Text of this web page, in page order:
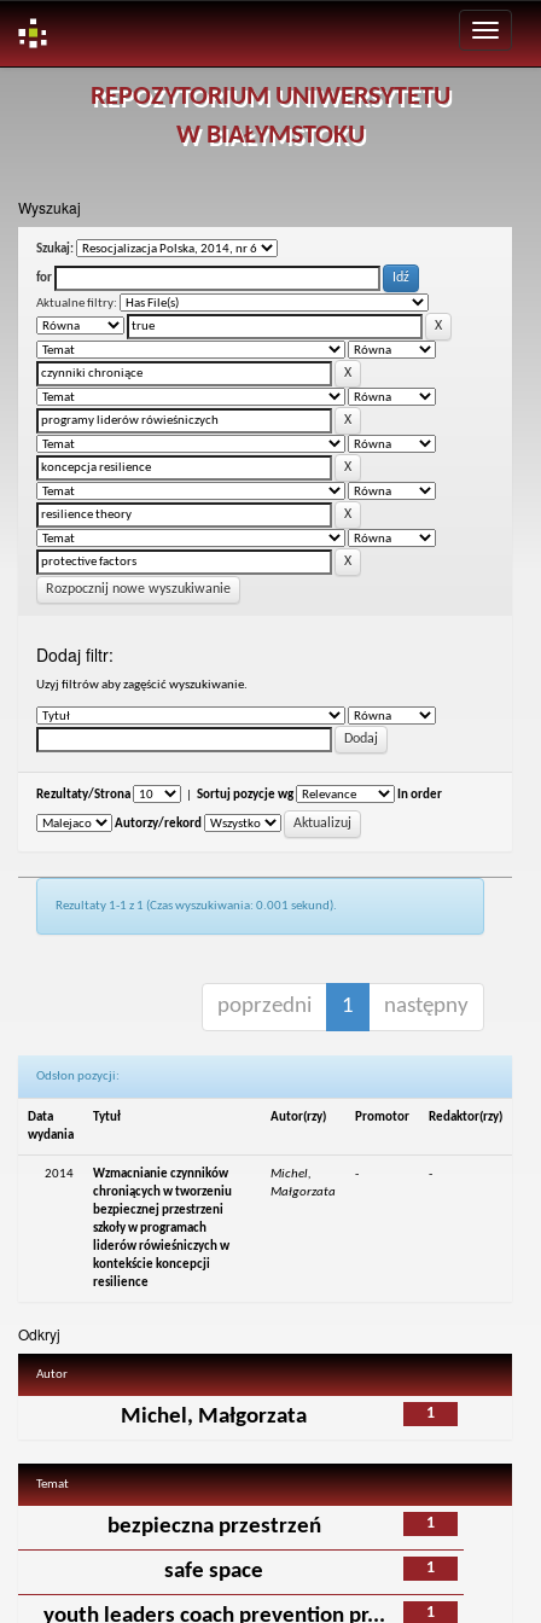
REPOZYTORIUM UNIWERSYTETU
W BIAŁYMSTOKU
Wyszukaj
Szukaj:
for
Aktualne filtry:
Rozpocznij nowe wyszukiwanie
Dodaj filtr:
Uzyj filtrów aby zagęścić wyszukiwanie.
Rezultaty/Strona Sortuj pozycje wg In order
Autorzy/rekord
Rezultaty 1-1 z 1 (Czas wyszukiwania: 0.001 sekund).
poprzedni 1 następny
Odsłon pozycji:
Data
wydania
Tytuł Autor(rzy) Promotor Redaktor(rzy)
2014
Wzmacnianie czynników
chroniących w tworzeniu
bezpiecznej przestrzeni
szkoły w programach
liderów rówieśniczych w
kontekście koncepcji
resilience
Michel,
Małgorzata
- -
Odkryj
Autor
1
Michel, Małgorzata
Temat
1
bezpieczna przestrzeń
1
safe space
1
youth leaders coach prevention pr...